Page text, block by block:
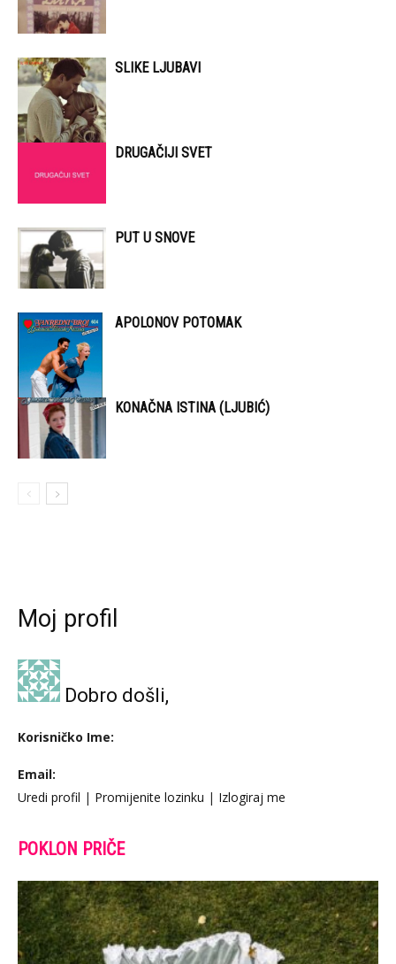
SLIKE LJUBAVI
DRUGAČIJI SVET
PUT U SNOVE
APOLONOV POTOMAK
KONAČNA ISTINA (LJUBIĆ)
Moj profil
Dobro došli,
Korisničko Ime:
Email:
Uredi profil | Promijenite lozinku | Izlogiraj me
POKLON PRIČE